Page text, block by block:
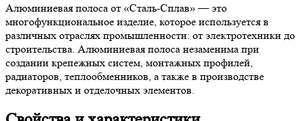
Алюминиевая полоса от «Сталь-Сплав» — это
многофункциональное изделие, которое используется в
различных отраслях промышленности: от электротехники до
строительства. Алюминиевая полоса незаменима при
создании крепежных систем, монтажных профилей,
радиаторов, теплообменников, а также в производстве
декоративных и отделочных элементов.